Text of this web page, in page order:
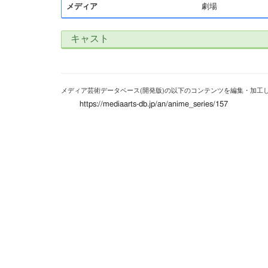
メディア 劇場
キャスト
メディア芸術データベース(開発版)の以下のコンテンツを編集・加工
https://mediaarts-db.jp/an/anime_series/157